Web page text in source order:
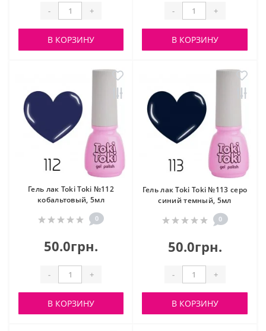
- +
В КОРЗИНУ
- +
В КОРЗИНУ
Гель лак Toki Toki №112
кобальтовый, 5мл
0
50.0грн.
- +
В КОРЗИНУ
Гель лак Toki Toki №113 серо
синий темный, 5мл
0
50.0грн.
- +
В КОРЗИНУ